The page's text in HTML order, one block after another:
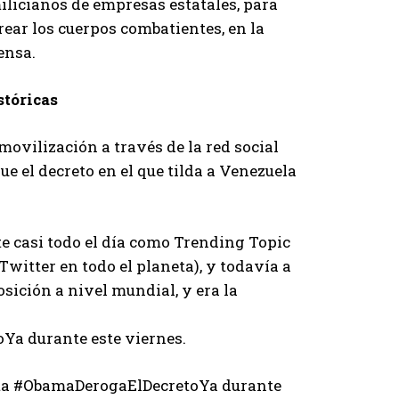
los cuerpos combatientes, en la
a través de la red social
el decreto en el que tilda a Venezuela
casi todo el día como Trending Topic
en todo el planeta), y todavía a
a nivel mundial, y era la
durante este viernes.
durante